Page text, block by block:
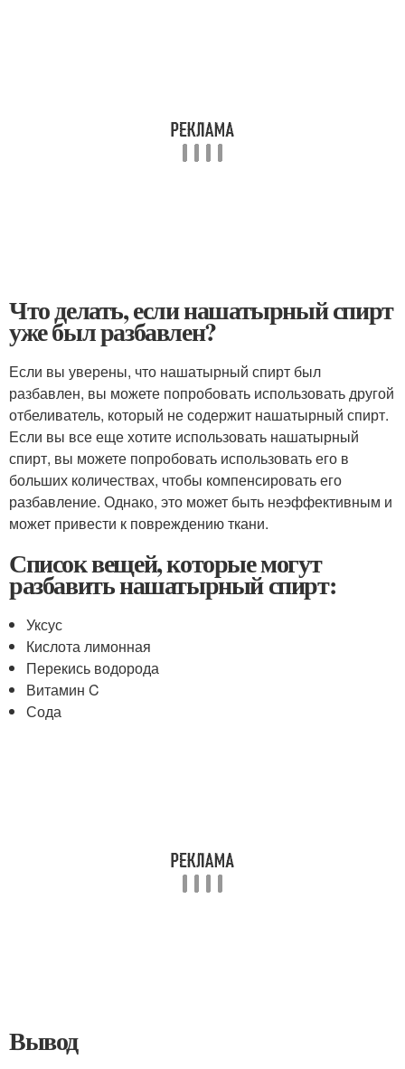
Что делать, если нашатырный спирт
уже был разбавлен?
Если вы уверены, что нашатырный спирт был
разбавлен, вы можете попробовать использовать другой
отбеливатель, который не содержит нашатырный спирт.
Если вы все еще хотите использовать нашатырный
спирт, вы можете попробовать использовать его в
больших количествах, чтобы компенсировать его
разбавление. Однако, это может быть неэффективным и
может привести к повреждению ткани.
Список вещей, которые могут
разбавить нашатырный спирт:
Уксус
Кислота лимонная
Перекись водорода
Витамин C
Сода
Вывод